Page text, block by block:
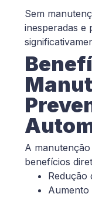
Sem
inesperadas e
A
benefícios
Redução
Aumento